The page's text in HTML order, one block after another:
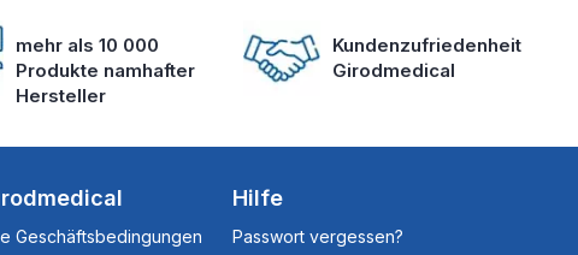
mehr als 10 000
Produkte namhafter
Hersteller
Kundenzufriedenheit
Girodmedical
Geschäftsbedingungen
Hilfe
Passwort vergessen?